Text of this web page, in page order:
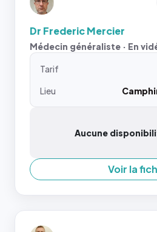
Dr Frederic Mercier
Médecin généraliste · En
Tarif
Lieu
Aucune
Voir la